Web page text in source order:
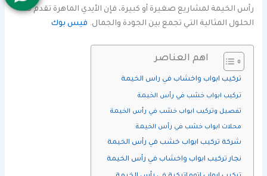
رأس الخيمة لمشاريع صغيرة أو كبيرة، فإن الأيدي الماهرة تقدم لك
الحلول المثالية التي تجمع بين الجودة والجمال. فيس بوك
اهم العناصر
تركيب ابواب واخشاب في راس الخيمة
تركيب ابواب خشب في رأس الخيمة
تفصيل وتركيب ابواب خشب في رأس الخيمة
محلات ابواب خشب في رأس الخيمة
شركة تركيب ابواب خشب في رأس الخيمة
نجار تركيب ابواب واخشاب في رأس الخيمة